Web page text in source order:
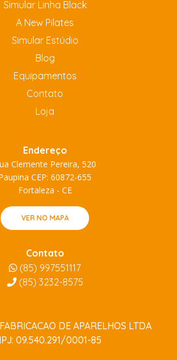
Simular Linha Black
A New Pilates
Simular Estúdio
Blog
Equipamentos
Contato
Loja
Endereço
Clemente Pereira, 520
CEP: 60872-655
Fortaleza - CE
VER NO MAPA
Contato
(85) 997551117
(85) 3232-8575
DE APARELHOS LTDA
09.540.291/0001-85